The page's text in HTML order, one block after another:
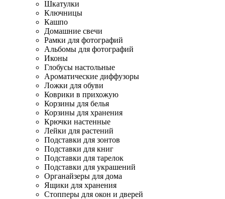
Шкатулки
Ключницы
Кашпо
Домашние свечи
Рамки для фотографий
Альбомы для фотографий
Иконы
Глобусы настольные
Ароматические диффузоры
Ложки для обуви
Коврики в прихожую
Корзины для белья
Корзины для хранения
Крючки настенные
Лейки для растений
Подставки для зонтов
Подставки для книг
Подставки для тарелок
Подставки для украшений
Органайзеры для дома
Ящики для хранения
Стопперы для окон и дверей